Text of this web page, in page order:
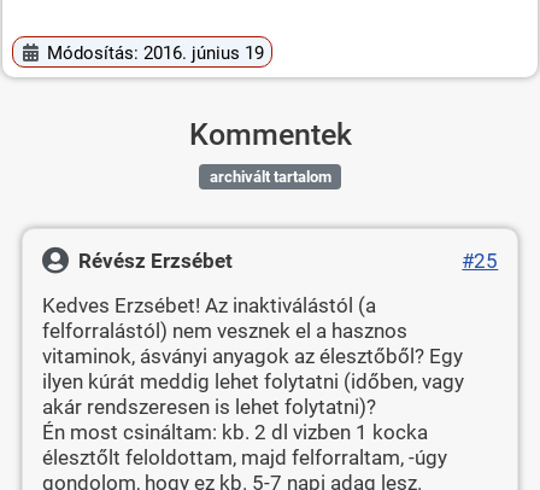
Módosítás: 2016. június 19
Kommentek
archivált tartalom
Révész Erzsébet
#25
Kedves Erzsébet! Az inaktiválástól (a
felforralástól) nem vesznek el a hasznos
vitaminok, ásványi anyagok az élesztőből? Egy
ilyen kúrát meddig lehet folytatni (időben, vagy
akár rendszeresen is lehet folytatni)?
Én most csináltam: kb. 2 dl vizben 1 kocka
élesztőlt feloldottam, majd felforraltam, -úgy
gondolom, hogy ez kb. 5-7 napi adag lesz.